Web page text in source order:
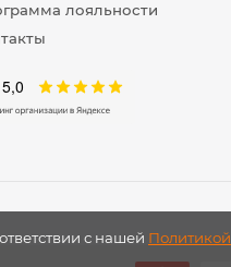
с нашей Политикой
лояльности